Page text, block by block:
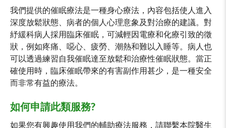
我們提供的催眠療法是一種身心療法，內容包括使人進入
深度放鬆狀態、病者的個人心理意象及對治療的建議。對
紓緩科病人採用臨床催眠，可減輕因電療和化療引致的徵
狀，例如疼痛、噁心、疲勞、潮熱和難以入睡等。病人也
可以透過練習自我催眠達至放鬆和治療性催眠狀態。當正
確使用時，臨床催眠帶來的有害副作用甚少，是一種安全
而非常有益的療法。
如何申請此類服務?
如果您有興趣使用我們的輔助療法服務，請聯繫本院醫生